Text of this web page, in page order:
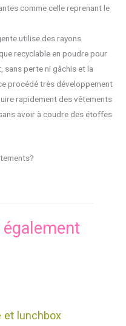
comme celle reprenant le
utilise des rayons
recyclable en poudre pour
sans perte ni gâchis et la
procédé très développement
rapidement des vêtements
sans avoir à coudre des étoffes
et lunchbox